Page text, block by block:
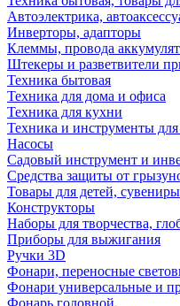
Автоэлектрика,
Инверторы, адапторы
Клеммы, провода
Штекеры и разветвители
Техника бытовая
Техника для дома и офиса
Техника для кухни
Техника и инструменты для
Насосы
Садовый инструмент и
Средства защиты от
Товары для детей, сувениры
Конструкторы
Наборы для творчества,
Приборы для выжигания
Ручки 3D
Фонари, переносные
Фонари универсальные и
Фонарь головной